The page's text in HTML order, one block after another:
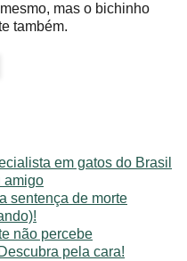
mas o bichinho
também.
em gatos do Brasil
amigo
sentença de morte
não percebe
pela cara!